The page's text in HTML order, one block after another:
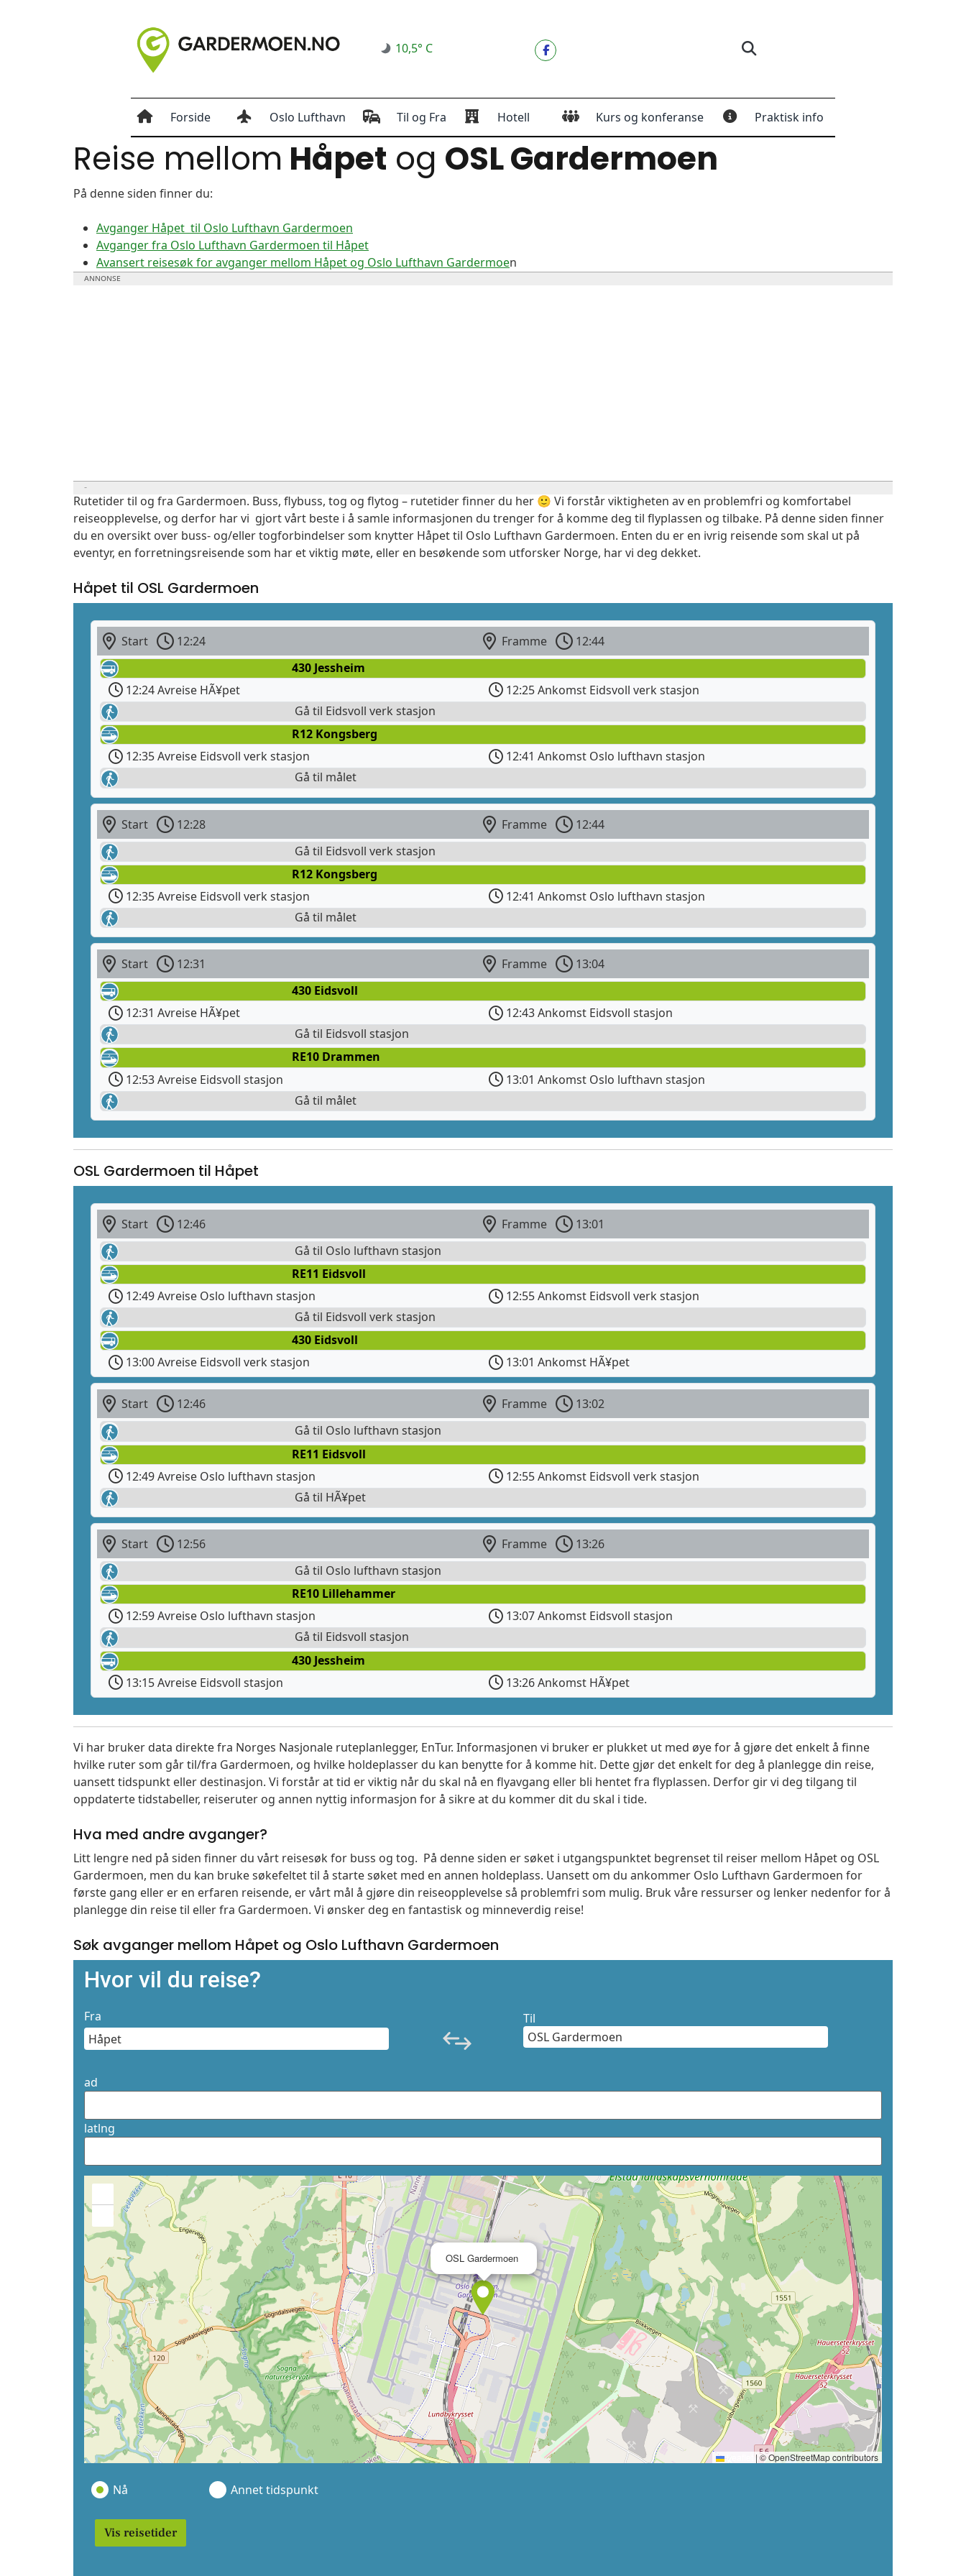
10,5° C
Forside Oslo Lufthavn Til og Fra Hotell Kurs og konferanse Praktisk info
Reise mellom Håpet og OSL Gardermoen
På denne siden finner du:
Avganger Håpet til Oslo Lufthavn Gardermoen
Avganger fra Oslo Lufthavn Gardermoen til Håpet
Avansert reisesøk for avganger mellom Håpet og Oslo Lufthavn Gardermoen
Rutetider til og fra Gardermoen. Buss, flybuss, tog og flytog – rutetider finner du her 🙂 Vi forstår viktigheten av en problemfri og komfortabel
reiseopplevelse, og derfor har vi gjort vårt beste i å samle informasjonen du trenger for å komme deg til flyplassen og tilbake. På denne siden finner
du en oversikt over buss- og/eller togforbindelser som knytter Håpet til Oslo Lufthavn Gardermoen. Enten du er en ivrig reisende som skal ut på
eventyr, en forretningsreisende som har et viktig møte, eller en besøkende som utforsker Norge, har vi deg dekket.
Håpet til OSL Gardermoen
Start 12:24 Framme
12:44
430 Jessheim
12:24 Avreise HÃ¥pet
12:25 Ankomst Eidsvoll verk stasjon
Gå til Eidsvoll verk stasjon
R12 Kongsberg
12:35 Avreise Eidsvoll verk stasjon
12:41 Ankomst Oslo lufthavn stasjon
Gå til målet
Start 12:28 Framme
12:44
Gå til Eidsvoll verk stasjon
R12 Kongsberg
12:35 Avreise Eidsvoll verk stasjon
12:41 Ankomst Oslo lufthavn stasjon
Gå til målet
Start 12:31 Framme
13:04
430 Eidsvoll
12:31 Avreise HÃ¥pet
12:43 Ankomst Eidsvoll stasjon
Gå til Eidsvoll stasjon
RE10 Drammen
12:53 Avreise Eidsvoll stasjon
13:01 Ankomst Oslo lufthavn stasjon
Gå til målet
OSL Gardermoen til Håpet
Start 12:46 Framme
13:01
Gå til Oslo lufthavn stasjon
RE11 Eidsvoll
12:49 Avreise Oslo lufthavn stasjon
12:55 Ankomst Eidsvoll verk stasjon
Gå til Eidsvoll verk stasjon
430 Eidsvoll
13:00 Avreise Eidsvoll verk stasjon
13:01 Ankomst HÃ¥pet
Start 12:46 Framme
13:02
Gå til Oslo lufthavn stasjon
RE11 Eidsvoll
12:49 Avreise Oslo lufthavn stasjon
12:55 Ankomst Eidsvoll verk stasjon
Gå til HÃ¥pet
Start 12:56 Framme
13:26
Gå til Oslo lufthavn stasjon
RE10 Lillehammer
12:59 Avreise Oslo lufthavn stasjon
13:07 Ankomst Eidsvoll stasjon
Gå til Eidsvoll stasjon
430 Jessheim
13:15 Avreise Eidsvoll stasjon
13:26 Ankomst HÃ¥pet
Vi har bruker data direkte fra Norges Nasjonale ruteplanlegger, EnTur. Informasjonen vi bruker er plukket ut med øye for å gjøre det enkelt å finne
hvilke ruter som går til/fra Gardermoen, og hvilke holdeplasser du kan benytte for å komme hit. Dette gjør det enkelt for deg å planlegge din reise,
uansett tidspunkt eller destinasjon. Vi forstår at tid er viktig når du skal nå en flyavgang eller bli hentet fra flyplassen. Derfor gir vi deg tilgang til
oppdaterte tidstabeller, reiseruter og annen nyttig informasjon for å sikre at du kommer dit du skal i tide.
Hva med andre avganger?
Litt lengre ned på siden finner du vårt reisesøk for buss og tog. På denne siden er søket i utgangspunktet begrenset til reiser mellom Håpet og OSL
Gardermoen, men du kan bruke søkefeltet til å starte søket med en annen holdeplass. Uansett om du ankommer Oslo Lufthavn Gardermoen for
første gang eller er en erfaren reisende, er vårt mål å gjøre din reiseopplevelse så problemfri som mulig. Bruk våre ressurser og lenker nedenfor for å
planlegge din reise til eller fra Gardermoen. Vi ønsker deg en fantastisk og minneverdig reise!
Søk avganger mellom Håpet og Oslo Lufthavn Gardermoen
Hvor vil du reise?
Fra Til
ad
latlng
OSL Gardermoen
Leaflet | © OpenStreetMap contributors
Nå Annet tidspunkt
Vis reisetider